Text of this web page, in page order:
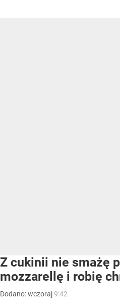
Z cukinii nie smażę
mozzarellę i robię
Dodano:wczoraj9:42